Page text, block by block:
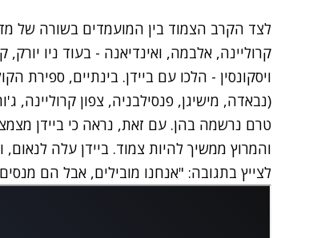
לצד הקרב הצמוד בין המועמדים בשורה של
קרוליינה, אלבמה, ואינדיאנה - בעוד ניו יורק,
(נבאדה, מישיגן, פנסילבניה, צפון קרוליינה,
טרם נרשמה בהן. עם זאת, נראה כי ביידן
והמרוץ ממשיך להיות צמוד. ביידן עלה
לצייץ בתגובה: "אנחנו מובילים, אבל הם